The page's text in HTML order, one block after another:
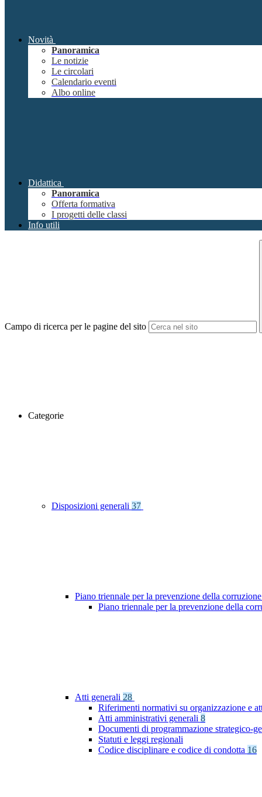
Novità
Panoramica
Le notizie
Le circolari
Calendario eventi
Albo online
Didattica
Panoramica
Offerta formativa
I progetti delle classi
Info utili
Campo di ricerca per le pagine del sito
Categorie
Disposizioni generali 37
Piano triennale per la prevenzione della
Piano triennale per la prevenzione della
Atti generali 28
Riferimenti normativi su organizzazione e
Atti amministrativi generali 8
Documenti di programmazione strategico-
Statuti e leggi regionali
Codice disciplinare e codice di condotta 16